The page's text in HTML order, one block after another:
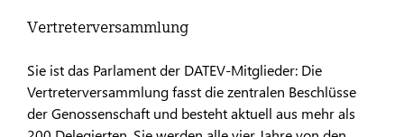
Vertreterversammlung
Sie ist das Parlament der DATEV-Mitglieder: Die
Vertreterversammlung fasst die zentralen Beschlüsse
der Genossenschaft und besteht aktuell aus mehr als